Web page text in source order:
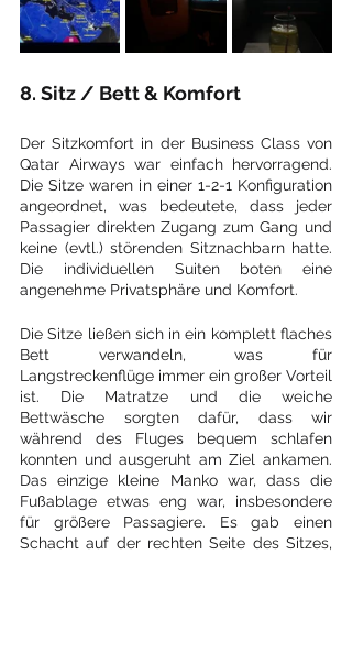
8. Sitz / Bett & Komfort
Der Sitzkomfort in der Business Class von
Qatar Airways war einfach hervorragend.
Die Sitze waren in einer 1-2-1 Konfiguration
angeordnet, was bedeutete, dass jeder
Passagier direkten Zugang zum Gang und
keine (evtl.) störenden Sitznachbarn hatte.
Die individuellen Suiten boten eine
angenehme Privatsphäre und Komfort.
Die Sitze ließen sich in ein komplett flaches
Bett verwandeln, was für
Langstreckenflüge immer ein großer Vorteil
ist. Die Matratze und die weiche
Bettwäsche sorgten dafür, dass wir
während des Fluges bequem schlafen
konnten und ausgeruht am Ziel ankamen.
Das einzige kleine Manko war, dass die
Fußablage etwas eng war, insbesondere
für größere Passagiere. Es gab einen
Schacht auf der rechten Seite des Sitzes,